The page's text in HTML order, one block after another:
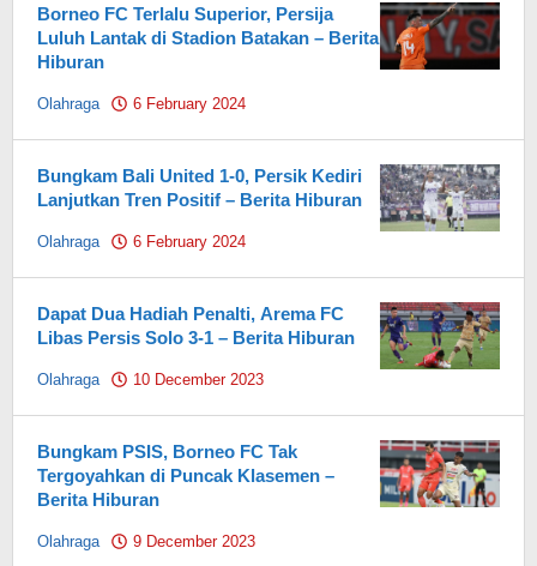
Borneo FC Terlalu Superior, Persija
Luluh Lantak di Stadion Batakan – Berita
Hiburan
Olahraga 6 February 2024
Bungkam Bali United 1-0, Persik Kediri
Lanjutkan Tren Positif – Berita Hiburan
Olahraga 6 February 2024
Dapat Dua Hadiah Penalti, Arema FC
Libas Persis Solo 3-1 – Berita Hiburan
Olahraga 10 December 2023
Bungkam PSIS, Borneo FC Tak
Tergoyahkan di Puncak Klasemen –
Berita Hiburan
Olahraga 9 December 2023